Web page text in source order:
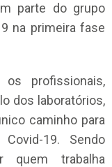
parte do grupo
na primeira fase
profissionais,
dos laboratórios,
caminho para
19. Sendo
quem trabalha